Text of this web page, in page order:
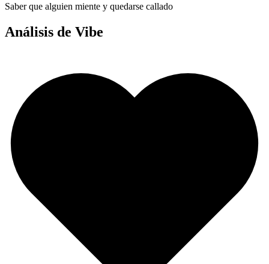
Saber que alguien miente y quedarse callado
Análisis de Vibe